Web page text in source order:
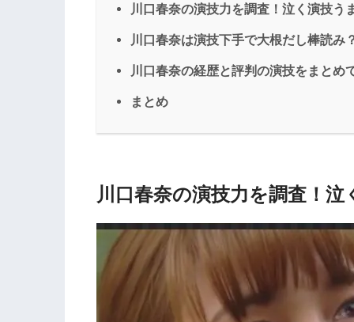
川口春奈の演技力を調査！泣く演技う
川口春奈は演技下手で大根だし棒読み
川口春奈の経歴と評判の演技をまとめ
まとめ
川口春奈の演技力を調査！